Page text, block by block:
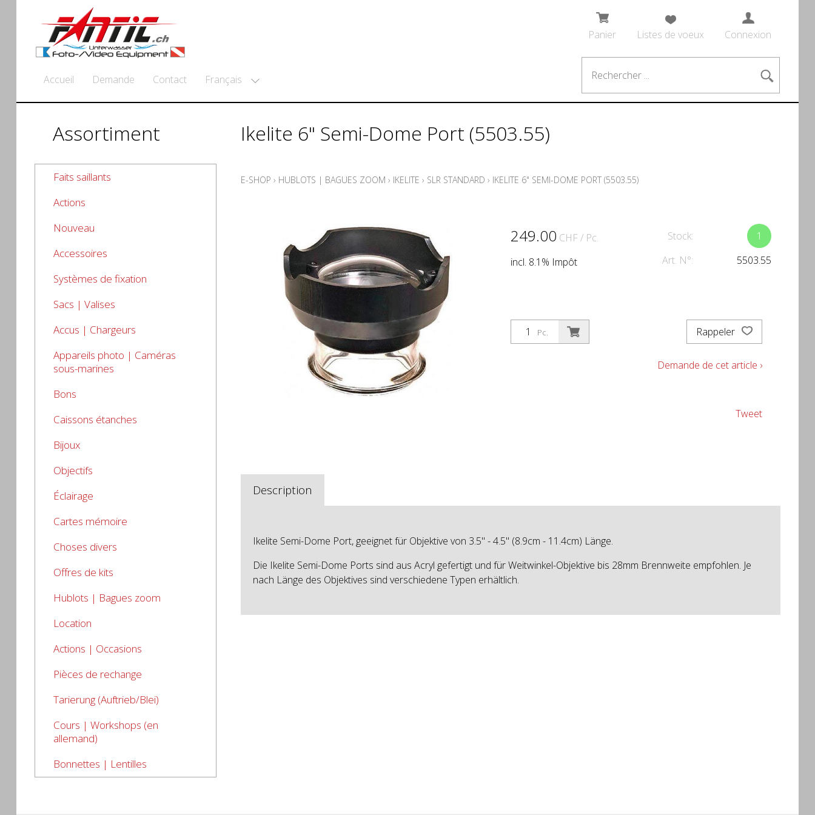
Panier Listes de voeux Connexion
Accueil Demande Contact Français
Assortiment
Faits saillants
Actions
Nouveau
Accessoires
Systèmes de fixation
Sacs | Valises
Accus | Chargeurs
Appareils photo | Caméras
sous-marines
Bons
Caissons étanches
Bijoux
Objectifs
Éclairage
Cartes mémoire
Choses divers
Offres de kits
Hublots | Bagues zoom
Location
Actions | Occasions
Pièces de rechange
Tarierung (Auftrieb/Blei)
Cours | Workshops (en
allemand)
Bonnettes | Lentilles
Ikelite 6" Semi-Dome Port (5503.55)
E-SHOP › HUBLOTS | BAGUES ZOOM › IKELITE › SLR STANDARD › IKELITE 6" SEMI-DOME PORT (5503.55)
249.00 CHF / Pc.
incl. 8.1% Impôt
Stock:
1
Art. N°:
5503.55
Pc. Rappeler
Demande de cet article ›
Tweet
Description
Ikelite Semi-Dome Port, geeignet für Objektive von 3.5" - 4.5" (8.9cm - 11.4cm) Länge.
Die Ikelite Semi-Dome Ports sind aus Acryl gefertigt und für Weitwinkel-Objektive bis 28mm Brennweite empfohlen. Je
nach Länge des Objektives sind verschiedene Typen erhältlich.